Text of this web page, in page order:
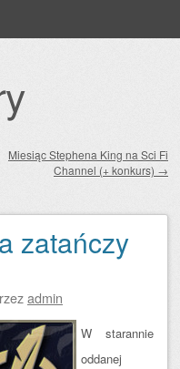
Miesiąc Stephena King na Sci Fi
Channel (+ konkurs) →
zatańczy
admin
W starannie
oddanej